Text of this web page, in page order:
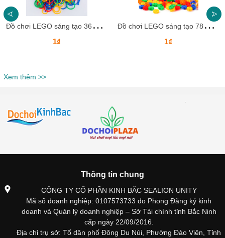
Đ
ồ chơi LEGO sáng tạo 36pcs DCLGKB18 Dochoikinhbac Giải trí hấp dẫn cho trẻ em
1₫
Đ
ồ chơi LEGO sáng tạo 78pcs DCLGKB17 Dochoikinhbac Giải trí hấp dẫn cho trẻ em
1₫
Xem thêm >>
Thông tin chung
CÔNG TY CỔ PHẦN KINH BẮC SEALION UNITY
Mã số doanh nghiệp: 0107573733 do Phong Đăng ký kinh
doanh và Quản lý doanh nghiệp – Sở Tài chính tỉnh Bắc Ninh
cấp ngày 22/09/2016.
Địa chỉ trụ sở: Tổ dân phố Đông Du Núi, Phường Đào Viên, Tỉnh